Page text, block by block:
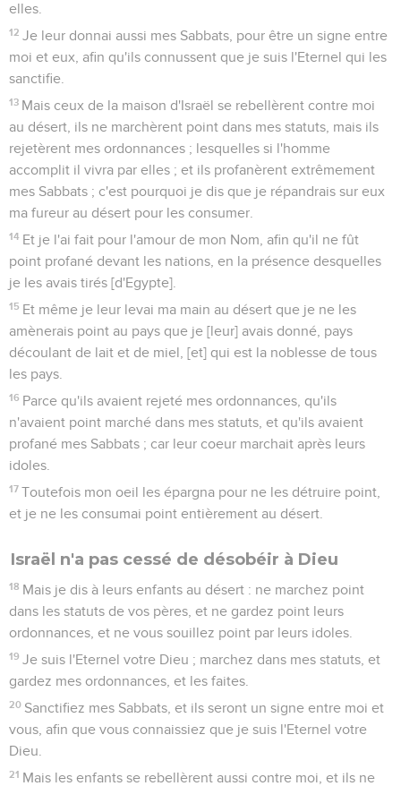
elles.
12 Je leur donnai aussi mes Sabbats, pour être un signe entre
moi et eux, afin qu'ils connussent que je suis l'Eternel qui les
sanctifie.
13 Mais ceux de la maison d'Israël se rebellèrent contre moi
au désert, ils ne marchèrent point dans mes statuts, mais ils
rejetèrent mes ordonnances ; lesquelles si l'homme
accomplit il vivra par elles ; et ils profanèrent extrêmement
mes Sabbats ; c'est pourquoi je dis que je répandrais sur eux
ma fureur au désert pour les consumer.
14 Et je l'ai fait pour l'amour de mon Nom, afin qu'il ne fût
point profané devant les nations, en la présence desquelles
je les avais tirés [d'Egypte].
15 Et même je leur levai ma main au désert que je ne les
amènerais point au pays que je [leur] avais donné, pays
découlant de lait et de miel, [et] qui est la noblesse de tous
les pays.
16 Parce qu'ils avaient rejeté mes ordonnances, qu'ils
n'avaient point marché dans mes statuts, et qu'ils avaient
profané mes Sabbats ; car leur coeur marchait après leurs
idoles.
17 Toutefois mon oeil les épargna pour ne les détruire point,
et je ne les consumai point entièrement au désert.
Israël n'a pas cessé de désobéir à Dieu
18 Mais je dis à leurs enfants au désert : ne marchez point
dans les statuts de vos pères, et ne gardez point leurs
ordonnances, et ne vous souillez point par leurs idoles.
19 Je suis l'Eternel votre Dieu ; marchez dans mes statuts, et
gardez mes ordonnances, et les faites.
20 Sanctifiez mes Sabbats, et ils seront un signe entre moi et
vous, afin que vous connaissiez que je suis l'Eternel votre
Dieu.
21 Mais les enfants se rebellèrent aussi contre moi, et ils ne